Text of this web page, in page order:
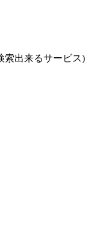
索出来るサービス)